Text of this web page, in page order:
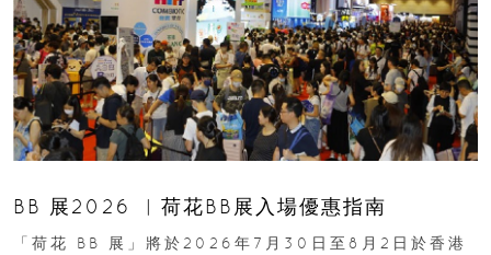
BB 展2026 ︳荷花BB展入場優惠指南
「荷花 BB 展」將於2026年7月30日至8月2日於香港